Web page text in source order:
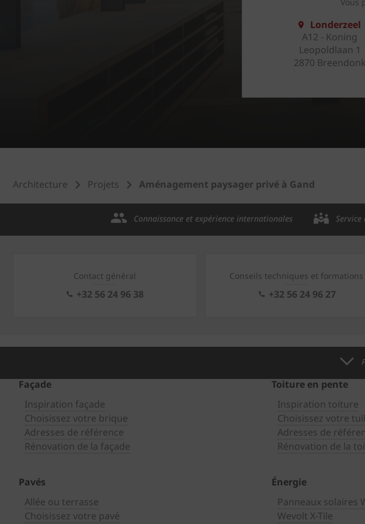
Londerzeel
A12 - Koning
Leopoldlaan 1
2870 Breendonk
Architecture Projets Aménagement paysager privé à Gand
Connaissance et expérience internationales
Contact général
+32 56 24 96 38
Conseils techniques et formations
+32 56 24 96 27
Façade
Inspiration façade
Choisissez votre brique
Adresses de référence
Rénovation de la façade
Toiture en pente
Inspiration toiture
Choisissez votre
Adresses de
Rénovation de la
Pavés
Allée ou terrasse
Choisissez votre pavé
Énergie
Panneaux solaires
Wevolt X-Tile